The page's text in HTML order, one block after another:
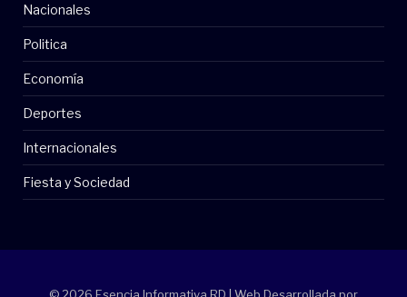
Nacionales
Politica
Economía
Deportes
Internacionales
Fiesta y Sociedad
© 2026 Esencia Informativa RD | Web Desarrollada por